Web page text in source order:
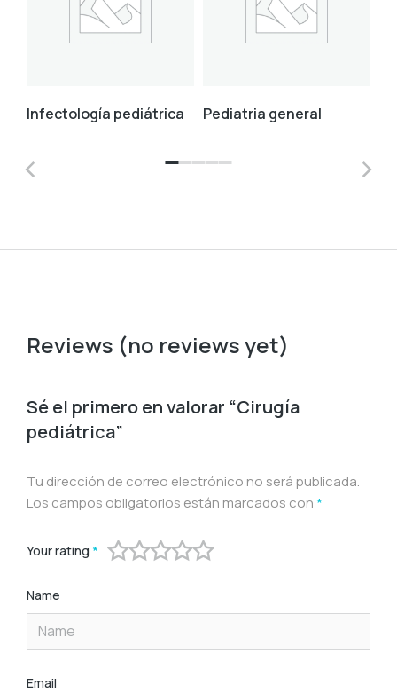
Infectología pediátrica Pediatria general
Reviews (no reviews yet)
Sé el primero en valorar “Cirugía
pediátrica”
Tu dirección de correo electrónico no será publicada.
Los campos obligatorios están marcados con *
Your rating *
Name
Email